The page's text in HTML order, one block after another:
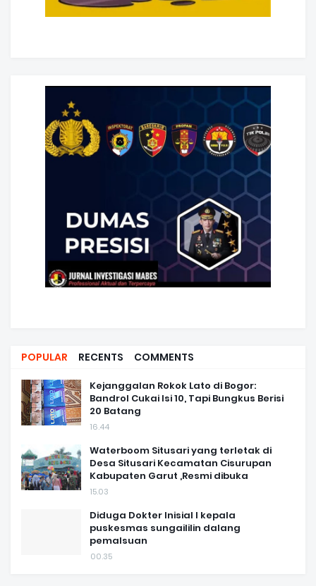
POPULAR RECENTS COMMENTS
Kejanggalan Rokok Lato di Bogor:
Bandrol Cukai Isi 10, Tapi Bungkus Berisi
20 Batang
16.44
Waterboom Situsari yang terletak di
Desa Situsari Kecamatan Cisurupan
Kabupaten Garut ,Resmi dibuka
15.03
Diduga Dokter Inisial I kepala
puskesmas sungaililin dalang
pemalsuan
00.35